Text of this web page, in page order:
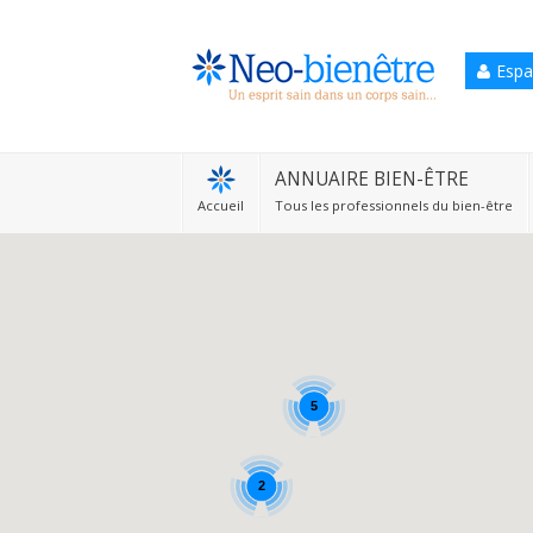
Accueil
ANNUAIRE BIEN-ÊTRE
Tous les professionnels du bien-être
5
2